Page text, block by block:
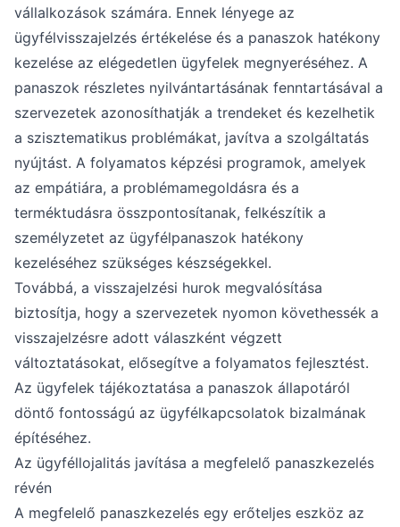
vállalkozások számára. Ennek lényege az
ügyfélvisszajelzés értékelése és a panaszok hatékony
kezelése az elégedetlen ügyfelek megnyeréséhez. A
panaszok részletes nyilvántartásának fenntartásával a
szervezetek azonosíthatják a trendeket és kezelhetik
a szisztematikus problémákat, javítva a szolgáltatás
nyújtást. A folyamatos képzési programok, amelyek
az empátiára, a problémamegoldásra és a
terméktudásra összpontosítanak, felkészítik a
személyzetet az ügyfélpanaszok hatékony
kezeléséhez szükséges készségekkel.
Továbbá, a visszajelzési hurok megvalósítása
biztosítja, hogy a szervezetek nyomon követhessék a
visszajelzésre adott válaszként végzett
változtatásokat, elősegítve a folyamatos fejlesztést.
Az ügyfelek tájékoztatása a panaszok állapotáról
döntő fontosságú az ügyfélkapcsolatok bizalmának
építéséhez.
Az ügyféllojalitás javítása a megfelelő panaszkezelés
révén
A megfelelő panaszkezelés egy erőteljes eszköz az